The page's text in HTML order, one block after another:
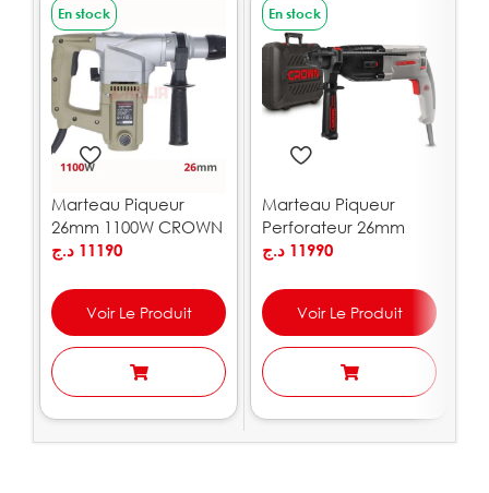
En stock
Marteau Piqueur
26mm 1100W CROWN
| CT18101
11190 د.ج
Voir Le Produit
En stock
Marteau Piqueur
Perforateur 26mm
850W CROWN |
11990 د.ج
Voir Le Produit